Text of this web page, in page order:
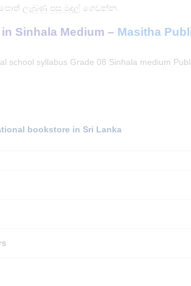
පොත් ලැබුණු පසු මුදල් ගෙවන්න.
Sinhala Medium – Masitha
school syllabus Grade 08 Sinhala medium
bookstore in Sri Lanka